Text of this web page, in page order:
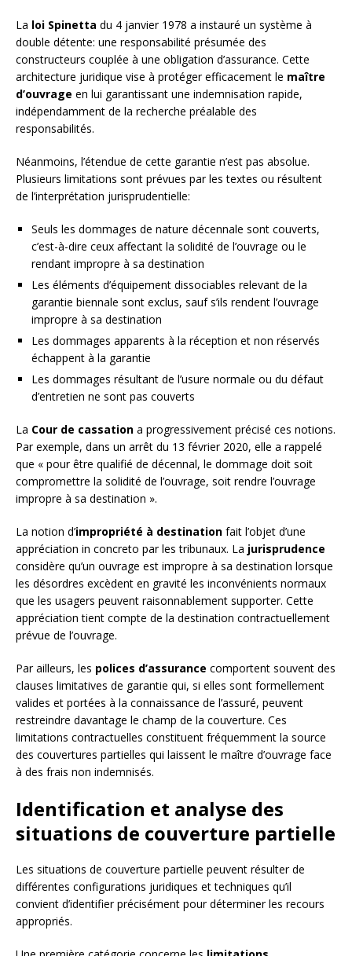
La loi Spinetta du 4 janvier 1978 a instauré un système à
double détente: une responsabilité présumée des
constructeurs couplée à une obligation d’assurance. Cette
architecture juridique vise à protéger efficacement le maître
d’ouvrage en lui garantissant une indemnisation rapide,
indépendamment de la recherche préalable des
responsabilités.
Néanmoins, l’étendue de cette garantie n’est pas absolue.
Plusieurs limitations sont prévues par les textes ou résultent
de l’interprétation jurisprudentielle:
Seuls les dommages de nature décennale sont couverts,
c’est-à-dire ceux affectant la solidité de l’ouvrage ou le
rendant impropre à sa destination
Les éléments d’équipement dissociables relevant de la
garantie biennale sont exclus, sauf s’ils rendent l’ouvrage
impropre à sa destination
Les dommages apparents à la réception et non réservés
échappent à la garantie
Les dommages résultant de l’usure normale ou du défaut
d’entretien ne sont pas couverts
La Cour de cassation a progressivement précisé ces notions.
Par exemple, dans un arrêt du 13 février 2020, elle a rappelé
que « pour être qualifié de décennal, le dommage doit soit
compromettre la solidité de l’ouvrage, soit rendre l’ouvrage
impropre à sa destination ».
La notion d’impropriété à destination fait l’objet d’une
appréciation in concreto par les tribunaux. La jurisprudence
considère qu’un ouvrage est impropre à sa destination lorsque
les désordres excèdent en gravité les inconvénients normaux
que les usagers peuvent raisonnablement supporter. Cette
appréciation tient compte de la destination contractuellement
prévue de l’ouvrage.
Par ailleurs, les polices d’assurance comportent souvent des
clauses limitatives de garantie qui, si elles sont formellement
valides et portées à la connaissance de l’assuré, peuvent
restreindre davantage le champ de la couverture. Ces
limitations contractuelles constituent fréquemment la source
des couvertures partielles qui laissent le maître d’ouvrage face
à des frais non indemnisés.
Identification et analyse des
situations de couverture partielle
Les situations de couverture partielle peuvent résulter de
différentes configurations juridiques et techniques qu’il
convient d’identifier précisément pour déterminer les recours
appropriés.